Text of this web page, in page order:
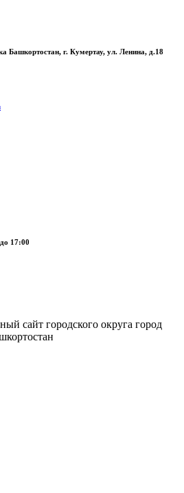
Башкортостан, г. Кумертау, ул. Ленина, д.18
17:00
сайт городского округа город